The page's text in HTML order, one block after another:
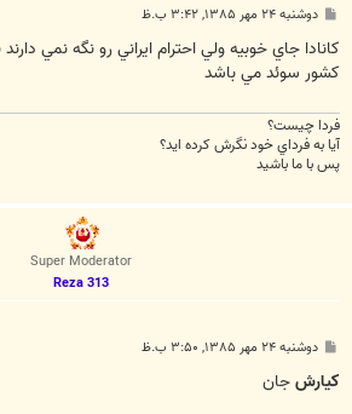
پ
ت
دوشنبه ۲۴ مهر ۱۳۸۵, ۳:۴۲ ب.ظ
کانادا جاي خوبيه ولي احترام ايراني رو نگه نمي
کشور سوئد مي باشد
فردا چيست؟
آيا به فرداي خود نگرش کرده ايد؟
پس با ما باشيد
Super Moderator
Reza 313
پ
ت
دوشنبه ۲۴ مهر ۱۳۸۵, ۳:۵۰ ب.ظ
كيارشجان